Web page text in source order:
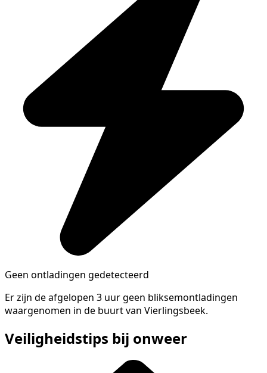
Geen ontladingen gedetecteerd
Er zijn de afgelopen 3 uur geen bliksemontladingen
waargenomen in de buurt van Vierlingsbeek.
Veiligheidstips bij onweer